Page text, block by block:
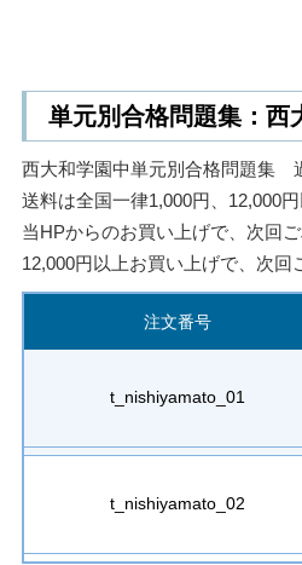
単元別合格問題集：
西大和学園中単元別合格問題集
送料は全国一律1,000円、12,000
当HPからのお買い上げで、次回
12,000円以上お買い上げで、次回
注文番号
t_nishiyamato_01
t_nishiyamato_02